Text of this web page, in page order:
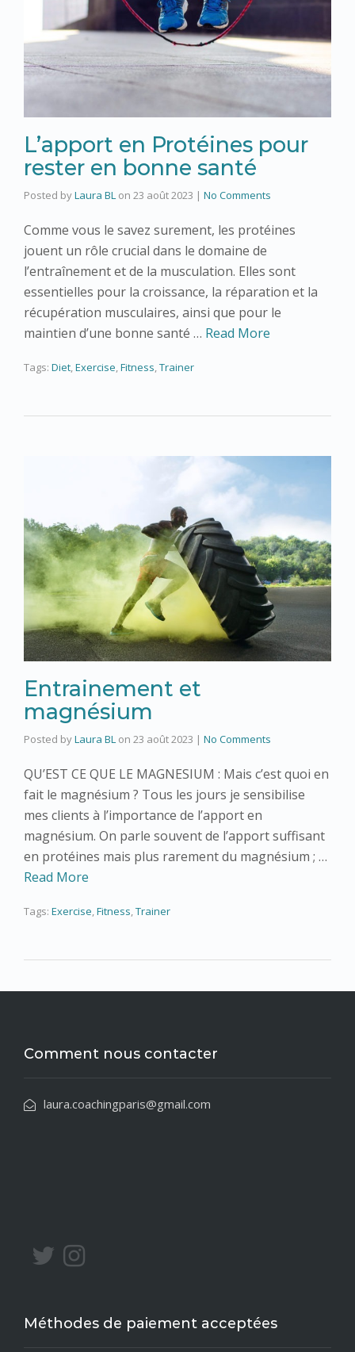
L’apport en Protéines pour
rester en bonne santé
Posted byLaura BL on 23 août 2023 | No Comments
Comme vous le savez surement, les protéines
jouent un rôle crucial dans le domaine de
l’entraînement et de la musculation. Elles sont
essentielles pour la croissance, la réparation et la
récupération musculaires, ainsi que pour le
maintien d’une bonne santé … Read More
Tags: Diet,Exercise,Fitness,Trainer
Entrainement et
magnésium
Posted byLaura BL on 23 août 2023 | No Comments
QU’EST CE QUE LE MAGNESIUM : Mais c’est quoi en
fait le magnésium ? Tous les jours je sensibilise
mes clients à l’importance de l’apport en
magnésium. On parle souvent de l’apport suffisant
en protéines mais plus rarement du magnésium ; …
Read More
Tags: Exercise,Fitness,Trainer
Comment nous contacter
laura.coachingparis@gmail.com
Méthodes de paiement acceptées